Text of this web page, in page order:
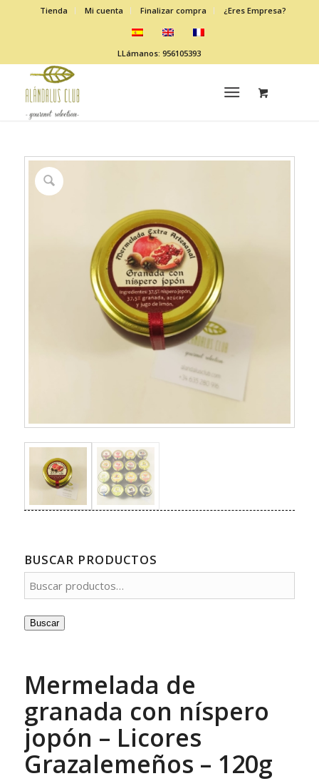
Tienda Mi cuenta Finalizar compra ¿Eres Empresa?
LLámanos: 956105393
BUSCAR PRODUCTOS
Buscar
Mermelada de
granada con níspero
jopón – Licores
Grazalemeños – 120g